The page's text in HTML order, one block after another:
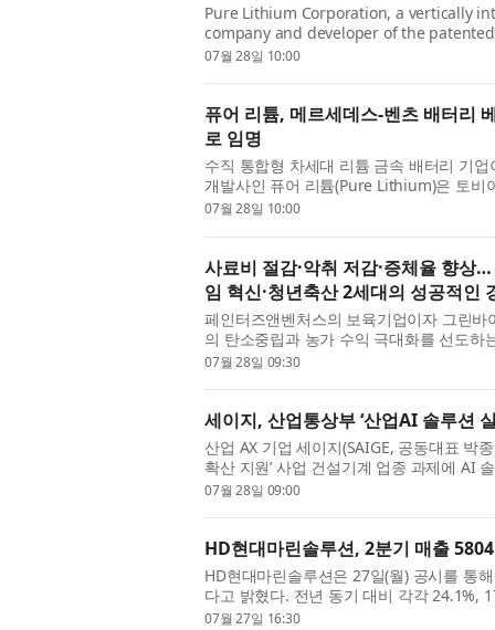
Pure Lithium Corporation, a vertically
company and developer of the
appointment of Dr. Tobias Glossmann
07월 28일 10:00
퓨어 리튬, 메르세데스-벤츠 배터리
로 임명
수직 통합형 차세대 리튬 금속 배터리 기
개발사인 퓨어 리튬(Pure Lithium)은 토비
자(CPO)로 선임했다고 발표했다. 신임
07월 28일 10:00
사료비 절감·악취 저감·증체율 향상
임 혁신·청년축산 2세대의 성공적인
페인터즈앤벤처스의 보육기업이자 그린
의 탄소중립과 농가 수익 극대화를 선도하
방식으로 무장한 청년 축산 2세대가 만나
07월 28일 09:30
세이지, 산업통상부 ‘산업AI 솔루션
산업 AX 기업 세이지(SAIGE, 공동대표 박
확산 지원’ 사업 건설기계 업종 과제에 AI
은 건설기계 분야 중견기업 5개사를 대상
07월 28일 09:00
HD현대마린솔루션, 2분기 매출
HD현대마린솔루션은 27일(월) 공시를 통
다고 밝혔다. 전년 동기 대비 각각 24.1%,
과 친환경 개조, 디지털 솔루션 등 핵심사
07월 27일 16:30